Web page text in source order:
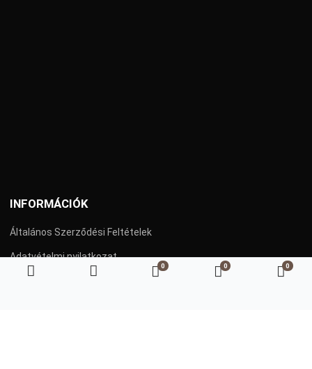
Kedvenc termékeim
0 Összehasonlítás
0 Kosár
0
INFORMÁCIÓK
Általános Szerződési Feltételek
Adatvételmi nyilatkozat